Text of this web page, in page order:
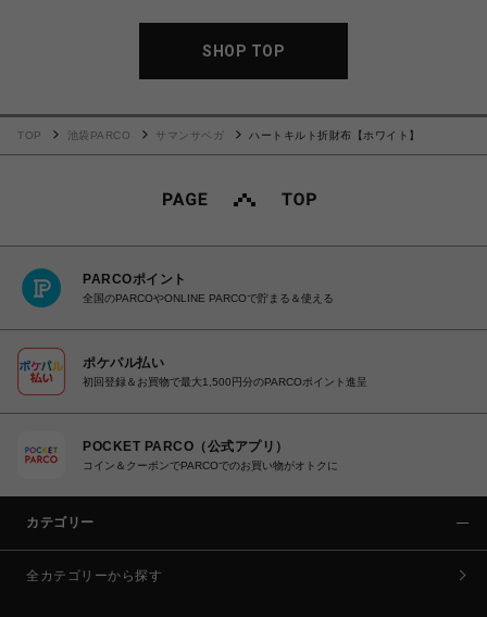
SHOP TOP
TOP 池袋PARCO サマンサベガ ハートキルト折財布【ホワイト】
PARCOポイント
全国のPARCOやONLINE PARCOで貯まる＆使える
ポケパル払い
初回登録＆お買物で最大1,500円分のPARCOポイント進呈
POCKET PARCO（公式アプリ）
コイン＆クーポンでPARCOでのお買い物がオトクに
カテゴリー
全カテゴリーから探す